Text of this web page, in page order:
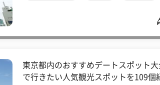
東京都内のおすすめデートスポット
で行きたい人気観光スポットを109個